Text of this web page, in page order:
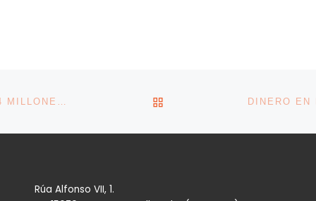
EL DRAMA DEL EMPLEO: SE FIRMAN EN UN AÑO 5,4 MILLONES DE CONTRATOS DE UN SOLO DÍA VOLVER A LA LISTA DE
Rúa Alfonso VII, 1.